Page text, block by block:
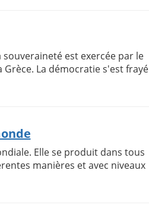
est exercée par le
La démocratie s'est frayé
Elle se produit dans tous
manières et avec niveaux